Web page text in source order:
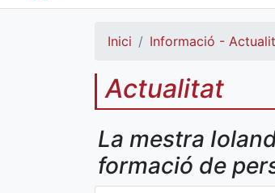
Inici Informació -
Actualitat
La mestra
formació de